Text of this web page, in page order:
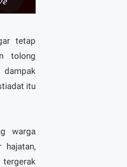
tetap
tolong
dampak
itu
warga
hajatan,
tergerak